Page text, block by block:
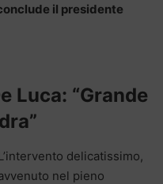
il presidente
Luca: “Grande
delicatissimo,
nel pieno